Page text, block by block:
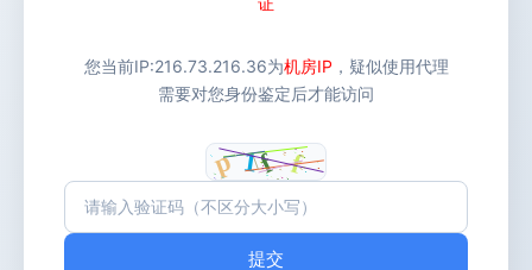
您当前IP:216.73.216.36为机房IP ，疑似使用代理
需要对您身份鉴定后才能访问
提交